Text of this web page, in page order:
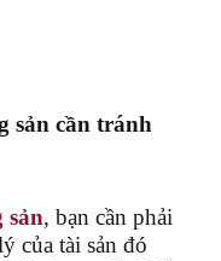
sản cần tránh
sản, bạn cần phải
của tài sản đó